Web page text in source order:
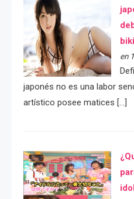
en
japonés no es una labor
artístico posee matices […]